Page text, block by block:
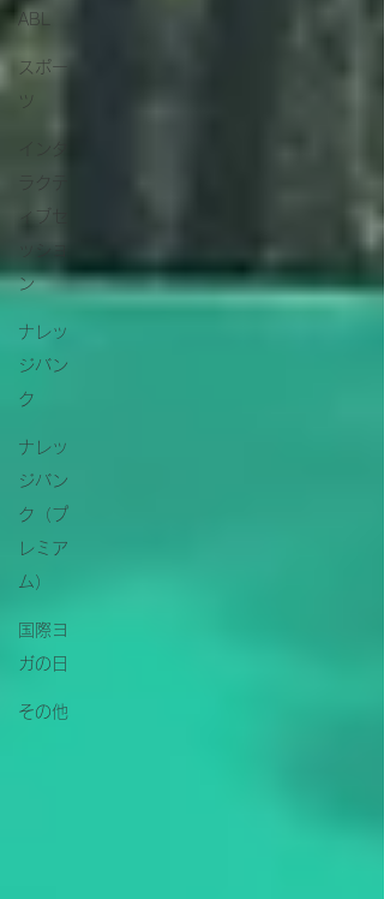
ABL
スポー
ツ
ラクテ
ィブセ
ン
ナレッ
ジバン
ク
ナレッ
ジバン
ク（プ
レミア
ム）
国際ヨ
ガの日
その他